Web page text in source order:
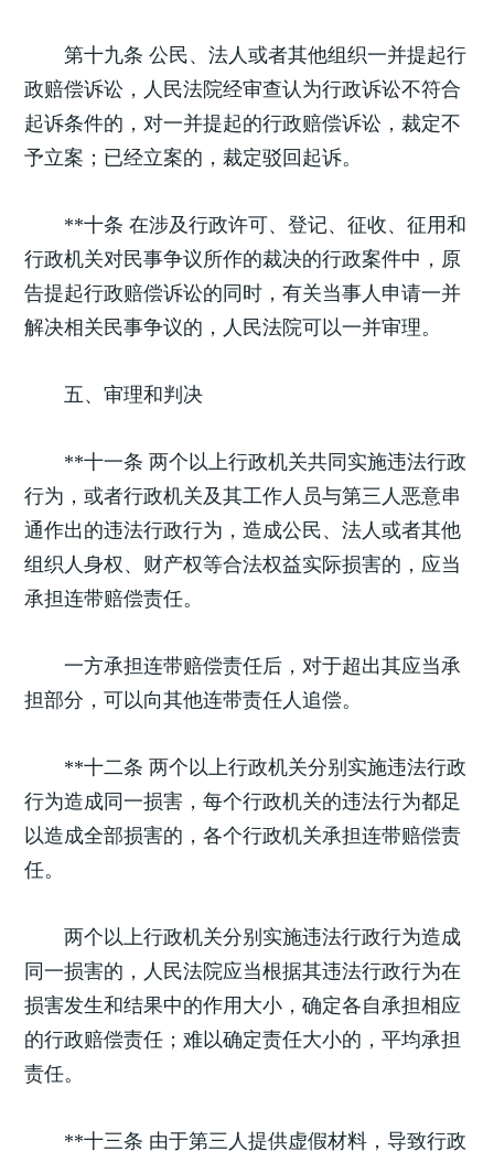
第十九条 公民、法人或者其他组织一并提起行
政赔偿诉讼，人民法院经审查认为行政诉讼不符合
起诉条件的，对一并提起的行政赔偿诉讼，裁定不
予立案；已经立案的，裁定驳回起诉。
**十条 在涉及行政许可、登记、征收、征用和
行政机关对民事争议所作的裁决的行政案件中，原
告提起行政赔偿诉讼的同时，有关当事人申请一并
解决相关民事争议的，人民法院可以一并审理。
五、审理和判决
**十一条 两个以上行政机关共同实施违法行政
行为，或者行政机关及其工作人员与第三人恶意串
通作出的违法行政行为，造成公民、法人或者其他
组织人身权、财产权等合法权益实际损害的，应当
承担连带赔偿责任。
一方承担连带赔偿责任后，对于超出其应当承
担部分，可以向其他连带责任人追偿。
**十二条 两个以上行政机关分别实施违法行政
行为造成同一损害，每个行政机关的违法行为都足
以造成全部损害的，各个行政机关承担连带赔偿责
任。
两个以上行政机关分别实施违法行政行为造成
同一损害的，人民法院应当根据其违法行政行为在
损害发生和结果中的作用大小，确定各自承担相应
的行政赔偿责任；难以确定责任大小的，平均承担
责任。
**十三条 由于第三人提供虚假材料，导致行政